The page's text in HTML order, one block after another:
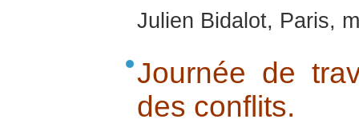
Julien Bidalot, Paris,
Journée de
des conflits.